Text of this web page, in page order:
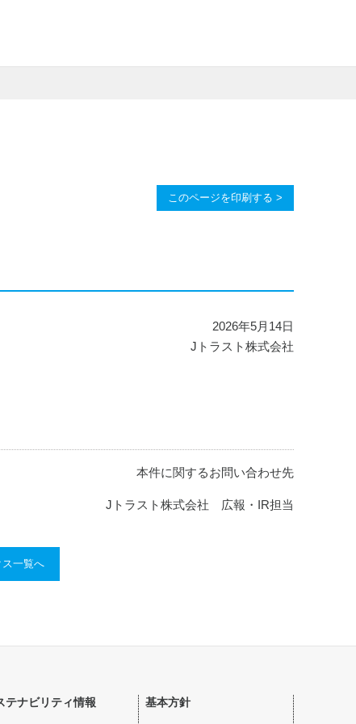
このページを印刷する >
2026年5月14日
Jトラスト株式会社
本件に関するお問い合わせ先
Jトラスト株式会社 広報・IR担当
一覧へ
テナビリティ情報 基本方針